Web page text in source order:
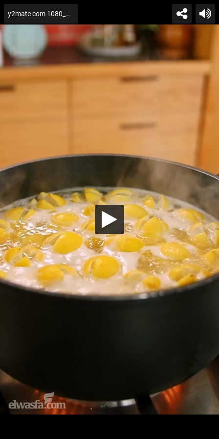
y2mate com الليمون المعصفور البيتي من احلي المخللات علي طريقة فاطمة ابو علي_1080p